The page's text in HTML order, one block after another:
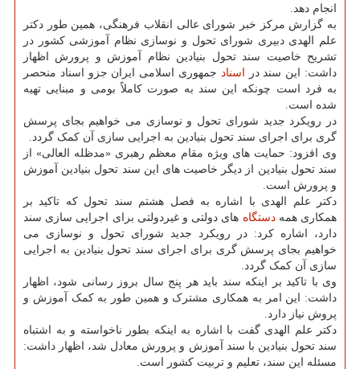
انجام دهد.
به گزارش مرکز خبر شورای عالی انقلاب فرهنگی، همین طور دکتر
علم الهدی دبیری شورای تحول و نوسازی نظام آموزشی کشور در
تشریح خاصیت سند تحول بنیادین نظام آموزش و پرورش اظهار
داشت: این سند در اسناد جمهوری اسلامی ایران جزو اسناد منحصر
به فرد است چونکه این سند به صورت کاملاً بومی و مبنایی تهیه
شده است.
در رویکرد جدید شورای تحول و نوسازی می خواهیم بجای پرسش
گری برای اجرای سند تحول بنیادین به اجرایی سازی آن کمک گردد.
وی افزود: حمایت های ویژه مقام معظم رهبری «مدظله العالی» از
سند تحول بنیادین از دیگر خاصیت های این سند تحول بنیادین آموزش
و پرورش است.
دکتر علم الهدی با اشاره به فصل هشتم سند تحول که تاکید بر
همکاری همهدستگاه های دولتی و غیردولتی برای اجرایی سازی سند
دارد، اشاره کرد: در رویکرد جدید شورای تحول و نوسازی می
خواهیم بجای پرسش گری برای اجرای سند تحول بنیادین به اجرایی
سازی آن کمک گردد.
وی با تاکید بر اینکه سند باید هر پنج سال بروز رسانی شود، اظهار
داشت: این امر به همکاری مشترک و همین طور به کمک آموزش و
پروش نیاز دارد.
دکتر علم الهدی گفت با اشاره به اینکه بطور ناخواسته و به اشتباه
سند تحول بنیادین با سند آموزش و پرورش معادل شد، اظهار داشت:
مسئله این سند، تعلیم و تربیت کشور است.